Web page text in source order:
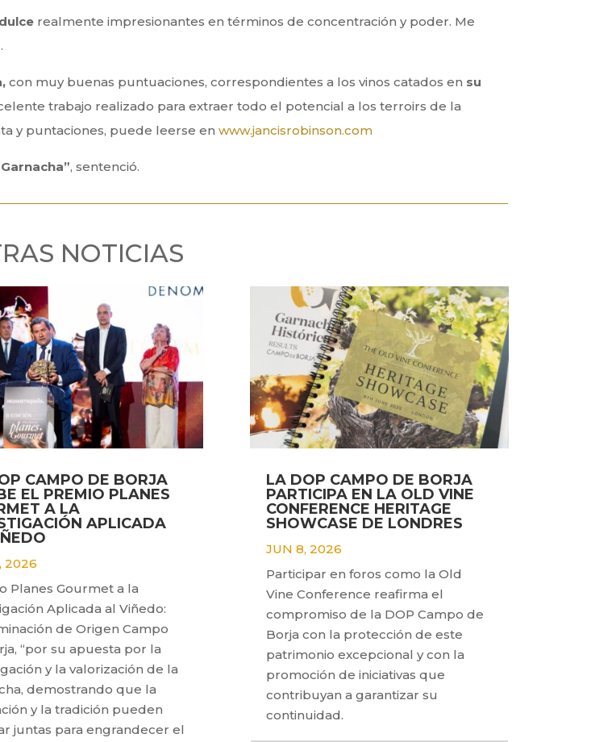
realmente impresionantes en términos de concentración y poder. Me
con muy buenas puntuaciones, correspondientes a los vinos catados en su
trabajo realizado para extraer todo el potencial a los terroirs de la
y puntaciones, puede leerse enwww.jancisrobinson.com
, sentenció.
NOTICIAS
CAMPO DE BORJA
EL PREMIO PLANES
A LA
APLICADA
2026
Planes Gourmet a la
Aplicada al Viñedo:
de Origen Campo
“por su apuesta por la
y la valorización de la
demostrando que la
y la tradición pueden
juntas para engrandecer el
LA DOP CAMPO DE BORJA
PARTICIPA EN LA OLD VINE
CONFERENCE HERITAGE
SHOWCASE DE LONDRES
JUN 8, 2026
Participar en foros como la Old
Vine Conference reafirma el
compromiso de la DOP Campo de
Borja con la protección de este
patrimonio excepcional y con la
promoción de iniciativas que
contribuyan a garantizar su
continuidad.